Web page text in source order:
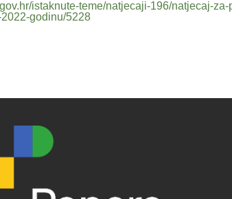
istaknute-teme/natjecaji-196/natjecaj-
godinu/5228